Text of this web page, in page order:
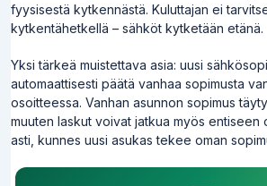
fyysisestä kytkennästä. Kuluttajan ei
kytkentähetkellä – sähköt kytketään etänä.
Yksi tärkeä muistettava asia: uusi
automaattisesti päätä vanhaa sopimusta
osoitteessa. Vanhan asunnon sopimus
muuten laskut voivat jatkua myös entiseen
asti, kunnes uusi asukas tekee oman